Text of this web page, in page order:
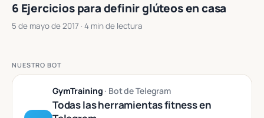
6 Ejercicios para definir glúteos en casa
5 de mayo de 2017 · 4 min de lectura
NUESTRO BOT
GymTraining · Bot de Telegram
Todas las herramientas fitness en